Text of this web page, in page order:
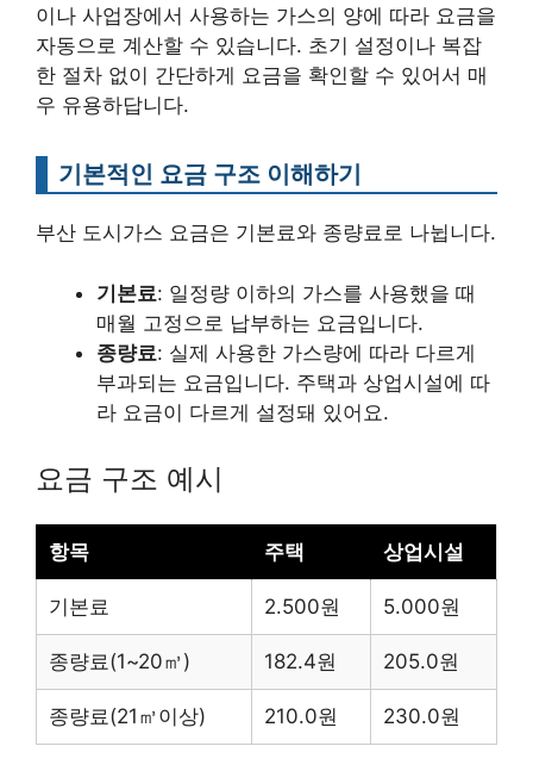
이나 사업장에서 사용하는 가스의 양에 따라 요금을
자동으로 계산할 수 있습니다. 초기 설정이나 복잡
한 절차 없이 간단하게 요금을 확인할 수 있어서 매
우 유용하답니다.
기본적인 요금 구조 이해하기
부산 도시가스 요금은 기본료와 종량료로 나뉩니다.
기본료: 일정량 이하의 가스를 사용했을 때
매월 고정으로 납부하는 요금입니다.
종량료: 실제 사용한 가스량에 따라 다르게
부과되는 요금입니다. 주택과 상업시설에 따
라 요금이 다르게 설정돼 있어요.
요금 구조 예시
항목 주택 상업시설
기본료 2.500원 5.000원
종량료(1~20㎥) 182.4원 205.0원
종량료(21㎥이상) 210.0원 230.0원